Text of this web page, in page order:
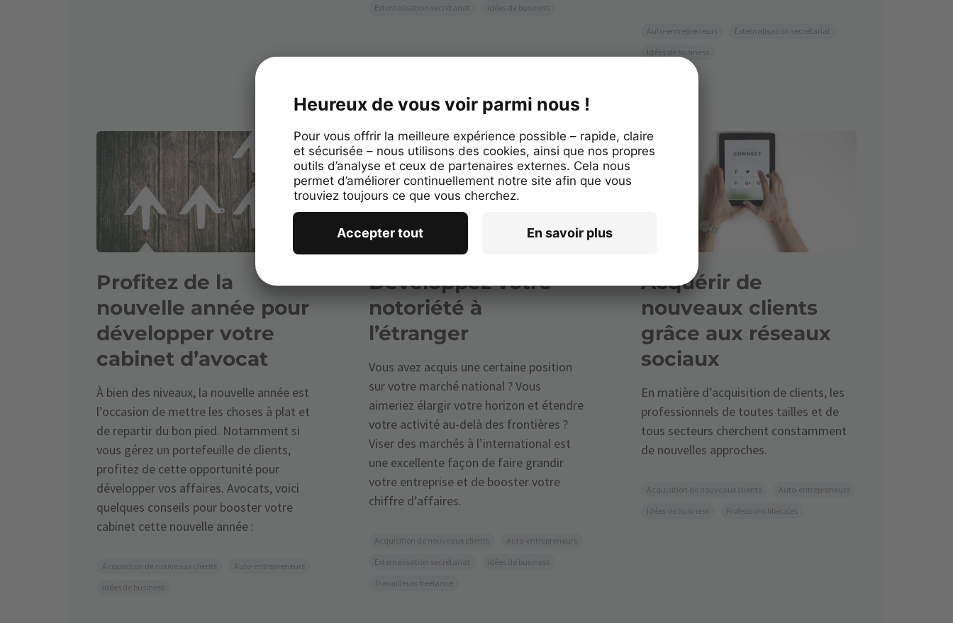
Externalisation secrétariat
Idées de business
Auto-entrepreneurs
Externalisation secrétariat
Idées de business
Profitez de la
nouvelle année pour
développer votre
cabinet d’avocat
À bien des niveaux, la nouvelle année est
l’occasion de mettre les choses à plat et
de repartir du bon pied. Notamment si
vous gérez un portefeuille de clients,
profitez de cette opportunité pour
développer vos affaires. Avocats, voici
quelques conseils pour booster votre
cabinet cette nouvelle année :
Acquisition de nouveaux clients
Auto-entrepreneurs
Idées de business
Développez votre
notoriété à
l’étranger
Vous avez acquis une certaine position
sur votre marché national ? Vous
aimeriez élargir votre horizon et étendre
votre activité au-delà des frontières ?
Viser des marchés à l’international est
une excellente façon de faire grandir
votre entreprise et de booster votre
chiffre d’affaires.
Acquisition de nouveaux clients
Auto-entrepreneurs
Externalisation secrétariat
Idées de business
Travailleurs freelance
Acquérir de
nouveaux clients
grâce aux réseaux
sociaux
En matière d’acquisition de clients, les
professionnels de toutes tailles et de
tous secteurs cherchent constamment
de nouvelles approches.
Acquisition de nouveaux clients
Auto-entrepreneurs
Idées de business
Professions libérales